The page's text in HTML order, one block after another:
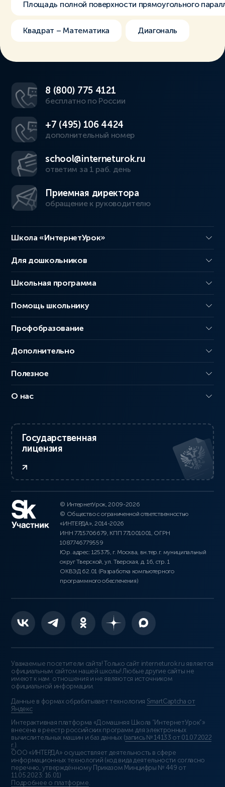
Площадь полной поверхности прямоугольного
Квадрат – Математика Диагональ
8 (800) 775 4121
бесплатно по России
+7 (495) 106 4424
дополнительный номер
school@interneturok.ru
ответим за 1 раб. день
Приемная директора
обращение к руководителю
Школа «ИнтернетУрок»
Для дошкольников
Школьная программа
Помощь школьнику
Профобразование
Дополнительно
Полезное
О нас
Государственная
лицензия
© ИнтернетУрок, 2009-2026
© Общество с ограниченной ответственностью
«ИНТЕРДА», 2014-2026
ИНН 7715706679, КПП 771001001, ОГРН
1087746779559
Юр. адрес: 125375, г. Москва, вн.тер.г. муниципальный
округ Тверской, ул. Тверская, д. 16, стр. 1
ОКВЭД 62.01 (Разработка компьютерного
программного обеспечения)
Уважаемые посетители сайта! Только сайт interneturok.ru является
официальным сайтом нашей школы! Любые другие сайты не
имеют к нам отношения и не являются источником
официальной информации.
Данные в формах обрабатывает технология SmartCaptcha от
Яндекс
Интерактивная платформа «Домашняя Школа “ИнтернетУрок”»
внесена в реестр российских программ для электронных
вычислительных машин и баз данных (запись № 14133 от 01.07.2022
г.).
ООО «ИНТЕРДА» осуществляет деятельность в сфере
информационных технологий (код вида деятельности согласно
перечню, утверждённому Приказом Минцифры № 449 от
11.05.2023: 16.01)
Подробнее о платформе.